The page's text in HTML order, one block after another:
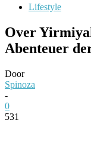
Lifestyle
Over
Abenteuer
Door
Spinoza
-
0
531